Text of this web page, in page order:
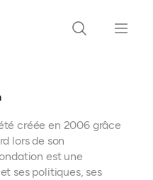
créée en 2006 grâce
lors de son
est une
ses politiques, ses